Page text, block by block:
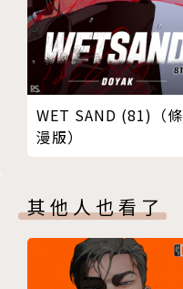
WET SAND (81)（條
漫版）
其他人也看了